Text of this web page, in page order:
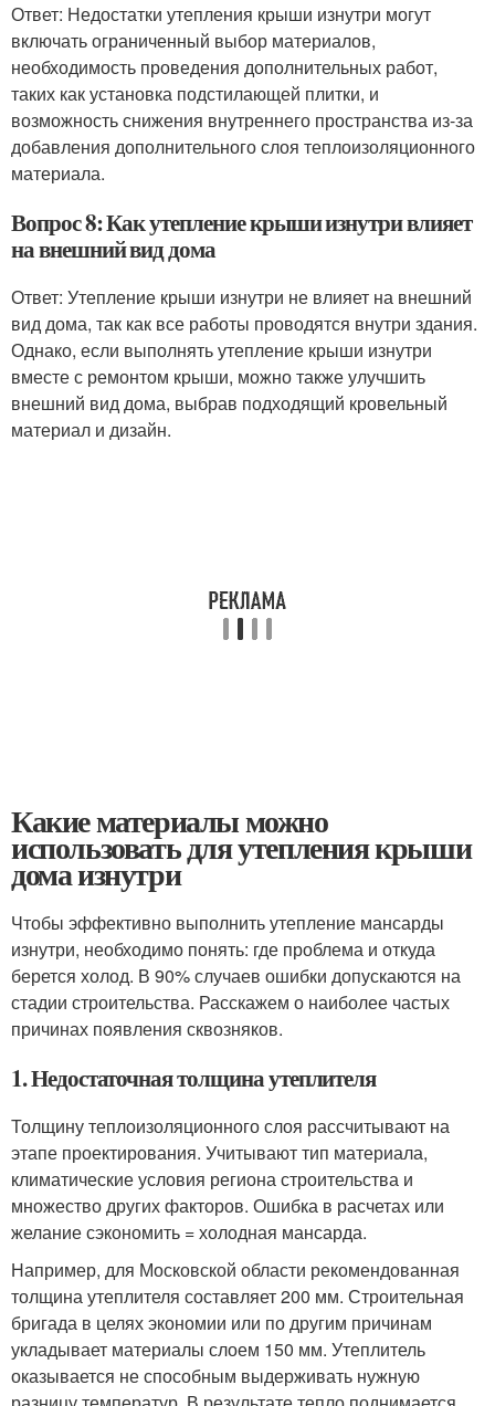
Ответ: Недостатки утепления крыши изнутри могут
включать ограниченный выбор материалов,
необходимость проведения дополнительных работ,
таких как установка подстилающей плитки, и
возможность снижения внутреннего пространства из-за
добавления дополнительного слоя теплоизоляционного
материала.
Вопрос 8: Как утепление крыши изнутри влияет
на внешний вид дома
Ответ: Утепление крыши изнутри не влияет на внешний
вид дома, так как все работы проводятся внутри здания.
Однако, если выполнять утепление крыши изнутри
вместе с ремонтом крыши, можно также улучшить
внешний вид дома, выбрав подходящий кровельный
материал и дизайн.
Какие материалы можно
использовать для утепления крыши
дома изнутри
Чтобы эффективно выполнить утепление мансарды
изнутри, необходимо понять: где проблема и откуда
берется холод. В 90% случаев ошибки допускаются на
стадии строительства. Расскажем о наиболее частых
причинах появления сквозняков.
1. Недостаточная толщина утеплителя
Толщину теплоизоляционного слоя рассчитывают на
этапе проектирования. Учитывают тип материала,
климатические условия региона строительства и
множество других факторов. Ошибка в расчетах или
желание сэкономить = холодная мансарда.
Например, для Московской области рекомендованная
толщина утеплителя составляет 200 мм. Строительная
бригада в целях экономии или по другим причинам
укладывает материалы слоем 150 мм. Утеплитель
оказывается не способным выдерживать нужную